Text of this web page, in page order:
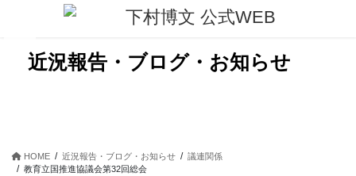
近況報告・ブログ・お知らせ
HOME 近況報告・ブログ・お知らせ
議連関係
教育立国推進協議会第32回総会